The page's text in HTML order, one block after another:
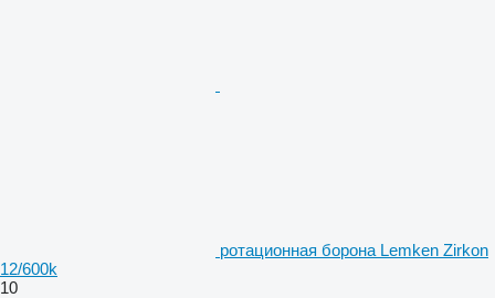
ротационная борона Lemken Zirkon
12/600k
10